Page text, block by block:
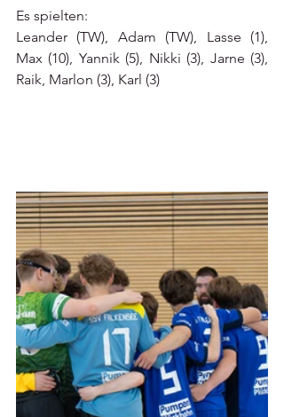
Es spielten:
Leander (TW), Adam (TW), Lasse (1),
Max (10), Yannik (5), Nikki (3), Jarne (3),
Raik, Marlon (3), Karl (3)